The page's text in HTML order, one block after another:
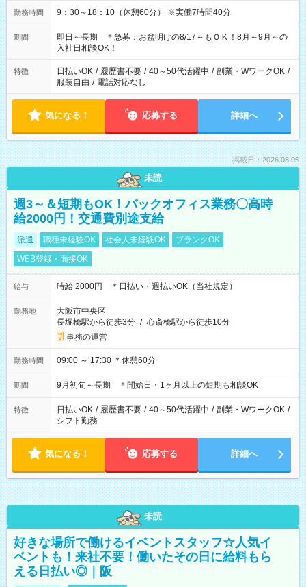
勤務時間 9：30～18：10（休憩60分） ※実働7時間40分
期間
即日～長期 ＊急募：お盆明けの8/17～もＯＫ！8月～9月～の
入社日相談OK！
特徴 日払いOK / 履歴書不要 / 40～50代活躍中 / 副業・WワークOK /
服装自由 / 電話対応なし
気になる！ 応募する 詳細へ
掲載日：2026.08.05
未読
週3～＆短期もOK！バックオフィス業務〇高時
給2000円！交通費別途支給
派遣 職種未経験OK 社会人未経験OK
ブランクOK
WEB登録・面接OK
給与 時給 2000円 ＊日払い・週払いOK（当社規定）
勤務地
大阪市中央区
長堀橋駅から徒歩3分 / 心斎橋駅から徒歩10分
事務の運営
勤務時間 09:00 ～ 17:30 ＊休憩60分
期間 9月初旬～長期 ＊開始日・1ヶ月以上の短期も相談OK
特徴 日払いOK / 履歴書不要 / 40～50代活躍中 / 副業・WワークOK /
シフト勤務
気になる！ 応募する 詳細へ
未読
好きな場所で働けるイベントスタッフ☆人気イ
ベントも！来社不要！働いたその日に給料もら
える日払い◎｜阪